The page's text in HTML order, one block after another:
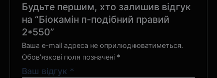
Будьте першим, хто залишив відгук
на “Біокамін п-подібний правий
2*550”
Ваша e-mail адреса не оприлюднюватиметься.
Обов’язкові поля позначені *
Ваш відгук *